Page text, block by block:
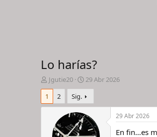
Lo harías?
I
n
c
Jgutie20
F
e
c
h
a
d
e
29 Abr 2026
1
2 Sig.
29 Abr 2026
En fin…es